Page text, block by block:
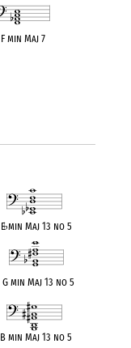
F min Maj 7
E♭min Maj 13 no 5
G min Maj 13 no 5
B min Maj 13 no 5